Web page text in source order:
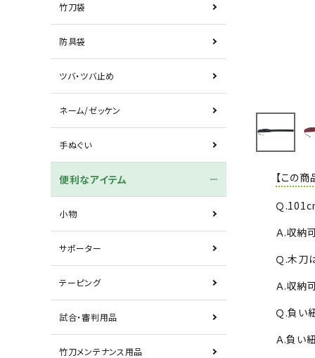
竹刀袋
防具袋
ツバ・ツバ止め
ネーム/ゼッケン
手ぬぐい
便利なアイテム
小物
サポーター
テーピング
試合・審判用品
竹刀メンテナンス用品
【この
Ｑ
Ａ.収納
Ｑ.木刀
Ａ.収納
Ｑ.負い
Ａ.負い